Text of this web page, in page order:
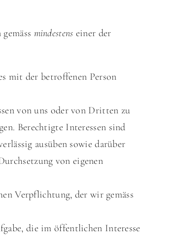
mindestens einer der
mit der betroffenen Person
von uns oder von Dritten zu
Berechtigte Interessen sind
ausüben sowie darüber
von eigenen
Verpflichtung, der wir gemäss
die im öffentlichen Interesse